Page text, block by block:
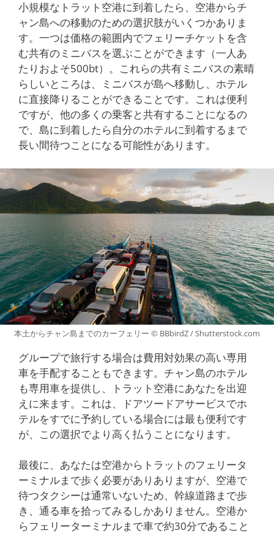
小規模なトラット空港に到着したら、空港からチ
ャン島への移動のための選択肢がいくつかありま
す。一つは価格の範囲内でフェリーチケットを含
む共有のミニバスを選ぶことができます（一人あ
たりおよそ500bt）。これらの共有ミニバスの素晴
らしいところは、ミニバスが島へ移動し、ホテル
に直接降りることができることです。これは便利
ですが、他の多くの乗客と共有することになるの
で、島に到着したら自分のホテルに到着するまで
長い間待つことになる可能性があります。
本土からチャン島までのカーフェリー © BBbirdZ / Shutterstock.com
グループで旅行する場合は費用対効果の高い専用
車を手配することもできます。チャン島のホテル
も専用車を提供し、トラット空港にあなたを出迎
えに来ます。これは、ドアツードアサービスでホ
テルをすでに予約している場合には最も便利です
が、この選択でより高く払うことになります。
最後に、あなたは空港からトラットのフェリータ
ーミナルまで歩く必要がありありますが、空港で
待つタクシーは通常いないため、幹線道路まで歩
き、通る車を拾ってみるしかありません。空港か
らフェリーターミナルまで車で約30分であること